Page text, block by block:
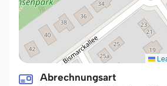
Abrechnungsart